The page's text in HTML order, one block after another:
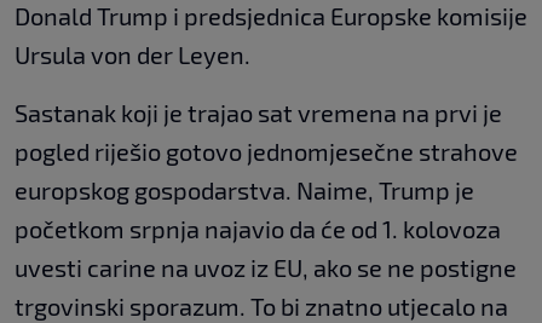
Donald Trump i predsjednica Europske komisije
Ursula von der Leyen.
Sastanak koji je trajao sat vremena na prvi je
pogled riješio gotovo jednomjesečne strahove
europskog gospodarstva. Naime, Trump je
početkom srpnja najavio da će od 1. kolovoza
uvesti carine na uvoz iz EU, ako se ne postigne
trgovinski sporazum. To bi znatno utjecalo na